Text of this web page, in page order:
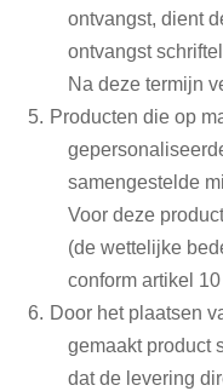
ontvangst, dient
ontvangst
Na deze termijn
Producten die op
samengestelde
Voor deze
(de wettelijke
conform artikel
Door het plaatsen
gemaakt product
dat de levering